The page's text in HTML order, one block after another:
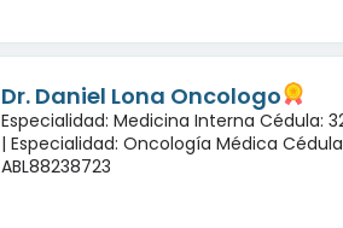
Dr. Daniel Lona Oncologo
Especialidad: Medicina Interna Cédula:
| Especialidad: Oncología Médica
ABL88238723